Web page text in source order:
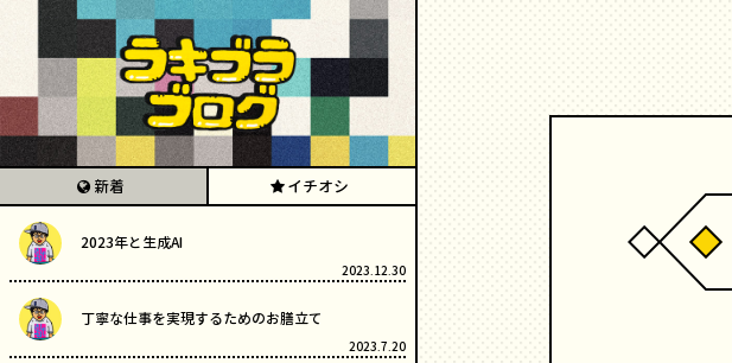
新着 イチオシ
2023年と生成AI
2023.12.30
丁寧な仕事を実現するためのお膳立て
2023.7.20